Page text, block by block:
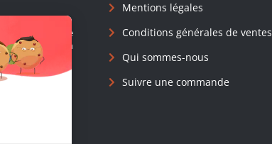
de l'Homme
en
Mentions légales
Conditions générales de ventes
Qui sommes-nous
Suivre une commande